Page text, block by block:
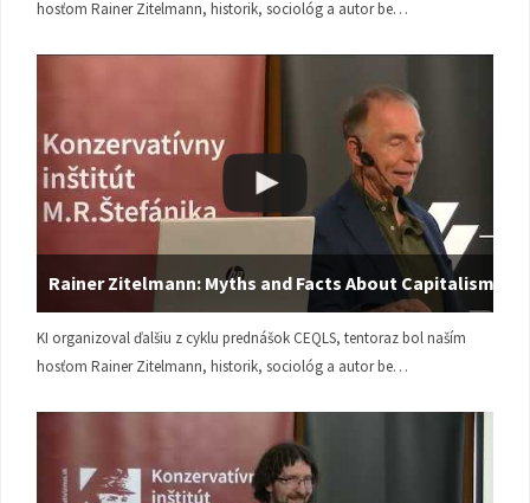
hosťom Rainer Zitelmann, historik, sociológ a autor be…
Rainer Zitelmann: Myths and Facts About Capitalism
KI organizoval ďalšiu z cyklu prednášok CEQLS, tentoraz bol naším
hosťom Rainer Zitelmann, historik, sociológ a autor be…